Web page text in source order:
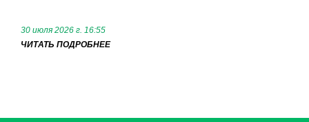
30 июля 2026 г. 16:55
ЧИТАТЬ ПОДРОБНЕЕ